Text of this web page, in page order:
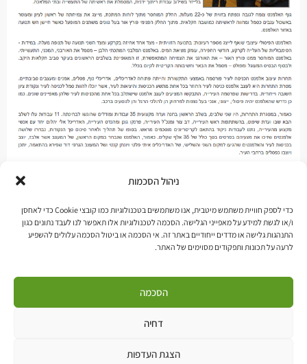
ניהול הסכמות
כדי לספק חוויית משתמש מיטבית, אנו משתמשים בטכנולוגיות כמו קובצי Cookie כדי לאחסן
ו/או לגשת למידע על מאפייני הגלישה. הסכמה לטכנולוגיות אלו תאפשר לנו לעבד נתונים כגון
התנהגות גלישה או מדדים ייחודיים באתר זה. אי הסכמה או ביטול הסכמה עלולים להשפיע
לרעה על תכונות ותפקודים מסוימים של האתר.
הסכמה
דחיה
הצגת העדפות© כל הזכויות שמורות. אשר אלבז, מעצב